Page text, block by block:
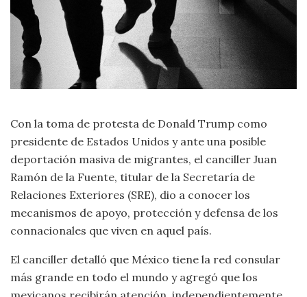
Con la toma de protesta de Donald Trump como
presidente de Estados Unidos y ante una posible
deportación masiva de migrantes, el canciller Juan
Ramón de la Fuente, titular de la Secretaría de
Relaciones Exteriores (SRE), dio a conocer los
mecanismos de apoyo, protección y defensa de los
connacionales que viven en aquel país.
El canciller detalló que México tiene la red consular
más grande en todo el mundo y agregó que los